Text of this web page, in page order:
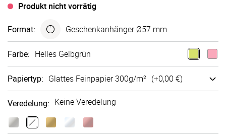
Produkt nicht vorrätig
Format: Geschenk­anhänger Ø57 mm
Farbe: Helles Gelbgrün
Papiertyp: Glattes Fein­papier 300g/m² (+0,00 €)
Veredelung: Keine Veredelung